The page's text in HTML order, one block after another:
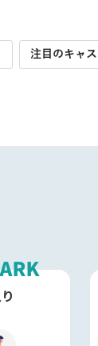
注目のキャス